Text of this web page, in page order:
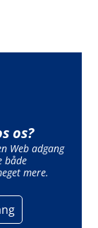
os?
Web adgang
både
mere.